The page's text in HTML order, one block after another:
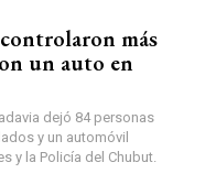
más
un auto en
dejó 84 personas
y un automóvil
y la Policía del Chubut.